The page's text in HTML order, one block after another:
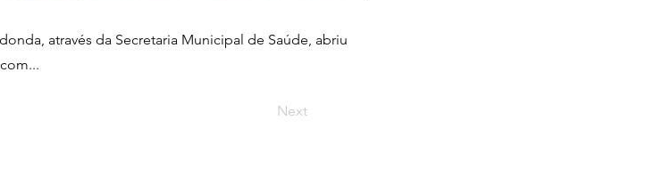
através da Secretaria Municipal de Saúde, abriu
Next